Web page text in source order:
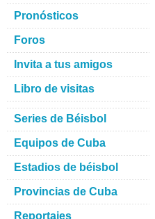
Pronósticos
Foros
Invita a tus amigos
Libro de visitas
Series de Béisbol
Equipos de Cuba
Estadios de béisbol
Provincias de Cuba
Reportajes